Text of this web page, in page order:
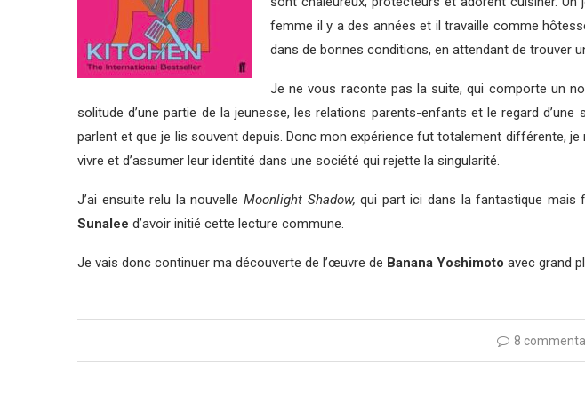
femme il y a des années et il travaille comme
dans de bonnes conditions, en attendant de trouver
Je ne vous raconte pas la suite, qui comporte un
solitude d’une partie de la jeunesse, les relations parents-enfants et le regard
parlent et que je lis souvent depuis. Donc mon expérience fut totalement différente,
vivre et d’assumer leur identité dans une société qui rejette la singularité.
J’ai ensuite relu la nouvelle Moonlight Shadow, qui part ici dans la fantastique mais
Sunalee d’avoir initié cette lecture commune.
Je vais donc continuer ma découverte de l’œuvre de Banana Yoshimoto avec grand
8